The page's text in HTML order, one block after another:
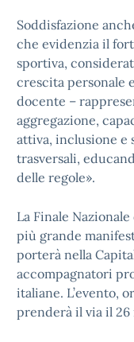
Soddisfazione
che evidenzia il
sportiva,
crescita personale
docente –
aggregazione,
attiva, inclusione e
trasversali,
delle regole».
La Finale
più grande
porterà nella
accompagnatori
italiane. L’evento,
prenderà il via il 26